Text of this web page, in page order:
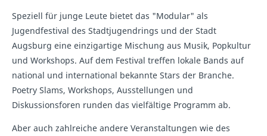
Speziell für junge Leute bietet das "Modular" als
Jugendfestival des Stadtjugendrings und der Stadt
Augsburg eine einzigartige Mischung aus Musik, Popkultur
und Workshops. Auf dem Festival treffen lokale Bands auf
national und international bekannte Stars der Branche.
Poetry Slams, Workshops, Ausstellungen und
Diskussionsforen runden das vielfältige Programm ab.
Aber auch zahlreiche andere Veranstaltungen wie des